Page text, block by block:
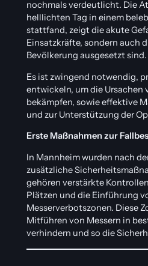
nochmals verdeutlicht. Die
helllichten Tag in einem
stattfand, zeigt die akute
Einsatzkräfte, sondern auch
Bevölkerung ausgesetzt sind.
Es ist zwingend notwendig,
entwickeln, um die Ursachen
bekämpfen, sowie effektive
und zur Unterstützung der
Erste Maßnahmen zur
In Mannheim wurden nach
zusätzliche
gehören verstärkte
Plätzen und die Einführung
Messerverbotszonen. Diese
Mitführen von Messern in
verhindern und so die